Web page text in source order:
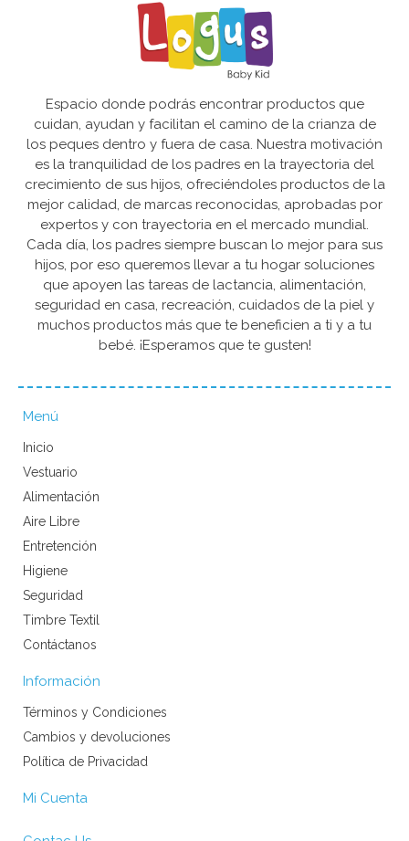
Espacio donde podrás encontrar productos que
cuidan, ayudan y facilitan el camino de la crianza de
los peques dentro y fuera de casa. Nuestra motivación
es la tranquilidad de los padres en la trayectoria del
crecimiento de sus hijos, ofreciéndoles productos de la
mejor calidad, de marcas reconocidas, aprobadas por
expertos y con trayectoria en el mercado mundial.
Cada día, los padres siempre buscan lo mejor para sus
hijos, por eso queremos llevar a tu hogar soluciones
que apoyen las tareas de lactancia, alimentación,
seguridad en casa, recreación, cuidados de la piel y
muchos productos más que te beneficien a ti y a tu
bebé. ¡Esperamos que te gusten!
Menú
Inicio
Vestuario
Alimentación
Aire Libre
Entretención
Higiene
Seguridad
Timbre Textil
Contáctanos
Información
Términos y Condiciones
Cambios y devoluciones
Política de Privacidad
Mi Cuenta